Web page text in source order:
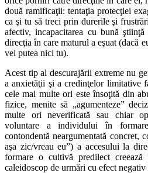
două ramificaţii: tentaţia protecţiei
ca şi tu să treci prin durerile şi
afectiv, incapacitarea cu bună
direcţia în care maturul a eşuat (dacă
vei putea nici tu).
Acest tip al descurajării extreme nu
a anxietăţii şi a credinţelor limitative
cele mai multe ori este însoţită din
fizice, menite să „agumenteze”
multe ori neverificată sau chiar
voluntare a individului în
contondentă neargumentată concret,
aşa zic/vreau eu”) a accesului la
formare o cultivă predilect creează
caleidoscop de urmări cu efect